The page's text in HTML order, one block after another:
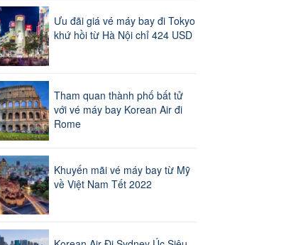
Ưu đãi giá vé máy bay đi Tokyo
khứ hồi từ Hà Nội chỉ 424 USD
Tham quan thành phố bất tử
với vé máy bay Korean Air đi
Rome
Khuyến mãi vé máy bay từ Mỹ
về Việt Nam Tết 2022